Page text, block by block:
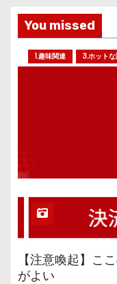
You missed
1.趣味関連 3.ホット
【注意喚起】こ
がよい